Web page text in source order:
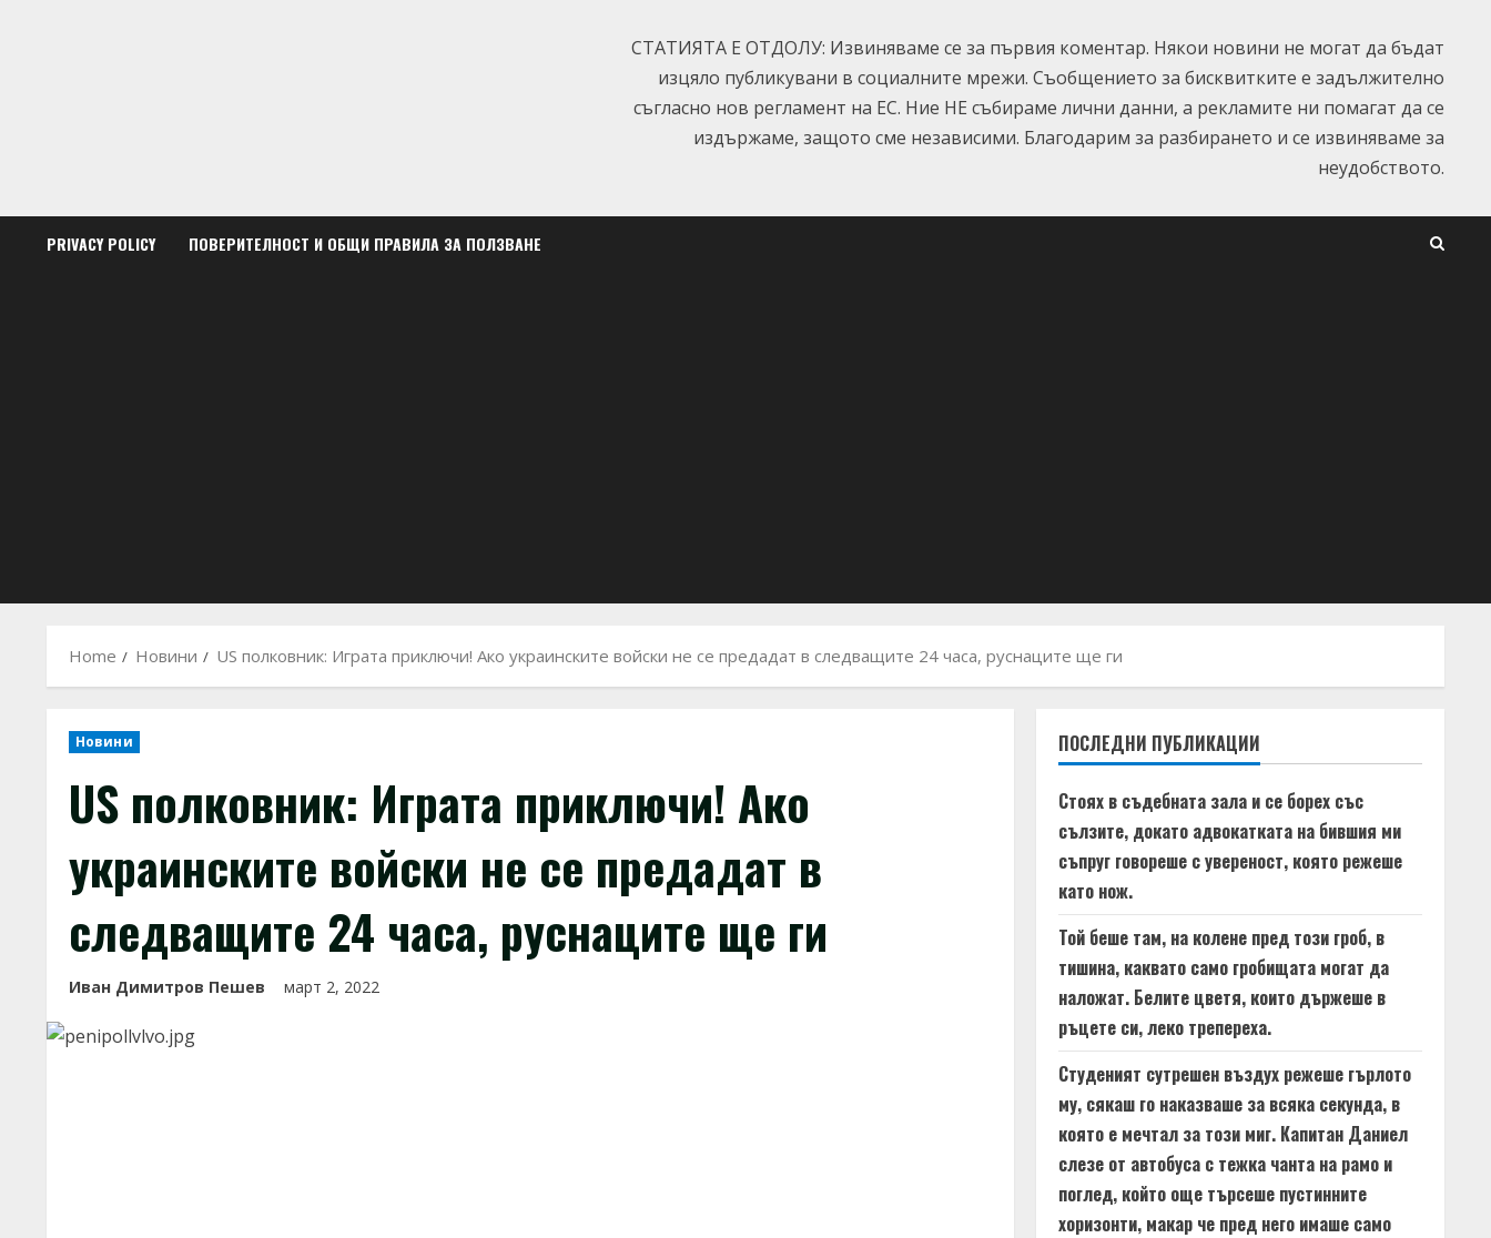
СТАТИЯТА Е ОТДОЛУ: Извиняваме се за първия коментар. Някои новини не могат да бъдат
изцяло публикувани в социалните мрежи. Съобщението за бисквитките е задължително
съгласно нов регламент на ЕС. Ние НЕ събираме лични данни, а рекламите ни помагат да се
издържаме, защото сме независими. Благодарим за разбирането и се извиняваме за
неудобството.
PRIVACY POLICY ПОВЕРИТЕЛНОСТ И ОБЩИ ПРАВИЛА ЗА ПОЛЗВАНЕ
Home Новини US полковник: Играта приключи! Ако украинските войски не се предадат в следващите 24 часа, руснаците ще ги
Новини
US полковник: Играта приключи! Ако
украинските войски не се предадат в
следващите 24 часа, руснаците ще ги
Иван Димитров Пешев март 2, 2022
ПОСЛЕДНИ ПУБЛИКАЦИИ
Стоях в съдебната зала и се борех със
сълзите, докато адвокатката на бившия ми
съпруг говореше с увереност, която режеше
като нож.
Той беше там, на колене пред този гроб, в
тишина, каквато само гробищата могат да
наложат. Белите цветя, които държеше в
ръцете си, леко трепереха.
Студеният сутрешен въздух режеше гърлото
му, сякаш го наказваше за всяка секунда, в
която е мечтал за този миг. Капитан Даниел
слезе от автобуса с тежка чанта на рамо и
поглед, който още търсеше пустинните
хоризонти, макар че пред него имаше само